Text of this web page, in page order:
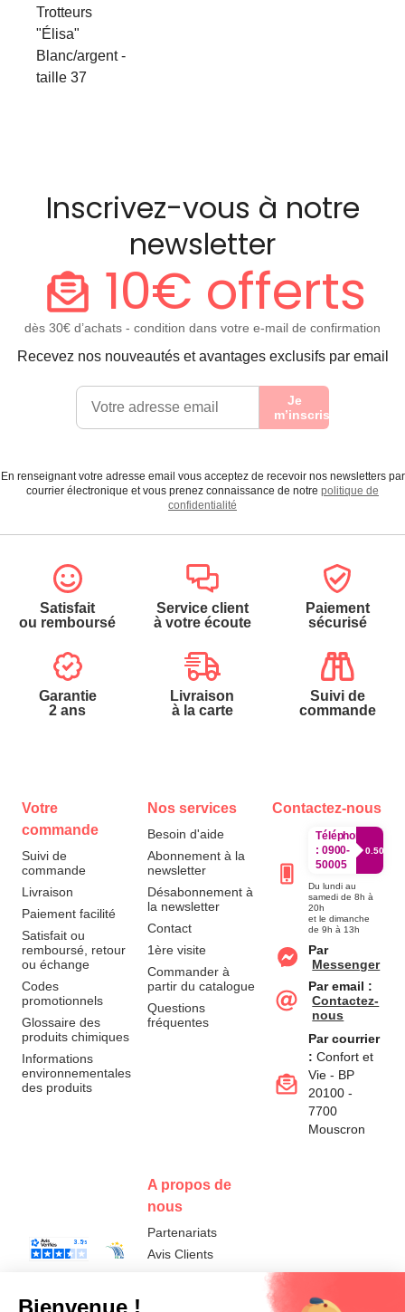
Trotteurs
"Élisa"
Blanc/argent -
taille 37
Inscrivez-vous à notre
newsletter
10€ offerts
dès 30€ d’achats - condition dans votre e-mail de confirmation
Recevez nos nouveautés et avantages exclusifs par email
Je
m’inscris
En renseignant votre adresse email vous acceptez de recevoir nos newsletters par
courrier électronique et vous prenez connaissance de notre politique de
confidentialité
Satisfait
ou remboursé
Service client
à votre écoute
Paiement
sécurisé
Garantie
2 ans
Livraison
à la carte
Suivi de
commande
Votre
commande
Suivi de
commande
Livraison
Paiement facilité
Satisfait ou
remboursé, retour
ou échange
Codes
promotionnels
Glossaire des
produits chimiques
Informations
environnementales
des produits
Nos services
Besoin d'aide
Abonnement à la
newsletter
Désabonnement à
la newsletter
Contact
1ère visite
Commander à
partir du catalogue
Questions
fréquentes
A propos de
nous
Partenariats
Avis Clients
Contactez-nous
Téléphone
: 0900-
50005
0.50€/
Du lundi au
samedi de 8h à
20h
et le dimanche
de 9h à 13h
Par
Messenger
Par email :
Contactez-
nous
Par courrier
: Confort et
Vie - BP
20100 -
7700
Mouscron